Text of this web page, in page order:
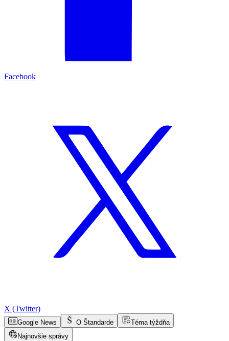
Facebook
X (Twitter)
Google News O Štandarde
Téma týždňa
Najnovšie správy